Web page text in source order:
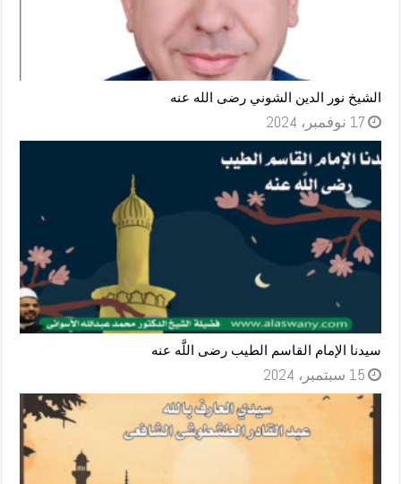
الشيخ نور الدين الشوني رضى الله عنه
17 نوفمبر، 2024
سيدنا الإمام القاسم الطيب رضى اللَّه عنه
15 سبتمبر، 2024